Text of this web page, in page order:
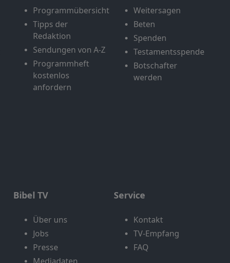
Programmübersicht
Tipps der
Redaktion
Sendungen von A-Z
Programmheft
kostenlos
anfordern
Weitersagen
Beten
Spenden
Testamentsspende
Botschafter
werden
Bibel TV
Über uns
Jobs
Presse
Service
Kontakt
TV-Empfang
FAQ